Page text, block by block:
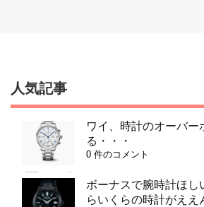
人気記事
ワイ、時計のオーバー
る・・・
0 件のコメント
ボーナスで腕時計ほし
らいくらの時計がええ